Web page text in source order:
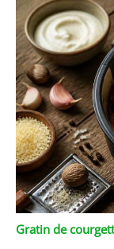
Gratin de